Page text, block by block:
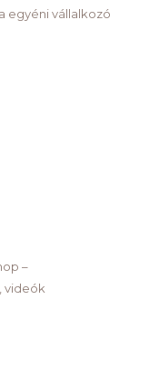
egyéni vállalkozó
–
videók